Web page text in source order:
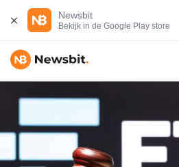
Newsbit
Bekijk in de Google Play store